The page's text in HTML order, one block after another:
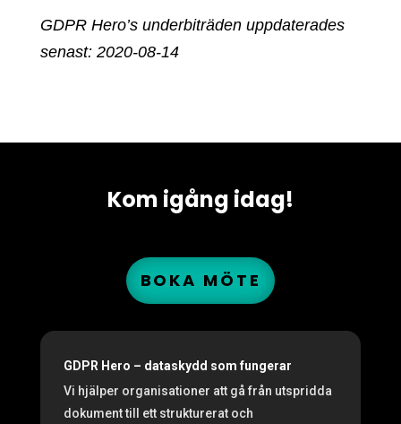
GDPR Hero’s underbiträden uppdaterades
senast: 2020-08-14
Kom igång idag!
BOKA MÖTE
GDPR Hero – dataskydd som fungerar
Vi hjälper organisationer att gå från utspridda
dokument till ett strukturerat och